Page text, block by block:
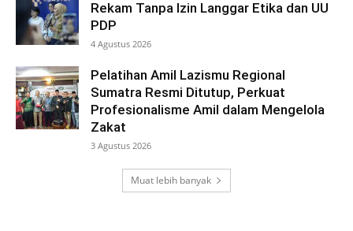
Rekam Tanpa Izin Langgar Etika dan UU
PDP
4 Agustus 2026
Pelatihan Amil Lazismu Regional
Sumatra Resmi Ditutup, Perkuat
Profesionalisme Amil dalam Mengelola
Zakat
3 Agustus 2026
Muat lebih banyak